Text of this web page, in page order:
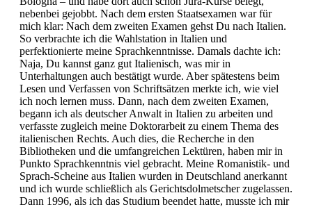
nebenbei gejobbt. Nach dem ersten Staatsexamen war für
mich klar: Nach dem zweiten Examen gehst Du nach Italien.
So verbrachte ich die Wahlstation in Italien und
perfektionierte meine Sprachkenntnisse. Damals dachte ich:
Naja, Du kannst ganz gut Italienisch, was mir in
Unterhaltungen auch bestätigt wurde. Aber spätestens beim
Lesen und Verfassen von Schriftsätzen merkte ich, wie viel
ich noch lernen muss. Dann, nach dem zweiten Examen,
begann ich als deutscher Anwalt in Italien zu arbeiten und
verfasste zugleich meine Doktorarbeit zu einem Thema des
italienischen Rechts. Auch dies, die Recherche in den
Bibliotheken und die umfangreichen Lektüren, haben mir in
Punkto Sprachkenntnis viel gebracht. Meine Romanistik- und
Sprach-Scheine aus Italien wurden in Deutschland anerkannt
und ich wurde schließlich als Gerichtsdolmetscher zugelassen.
Dann 1996, als ich das Studium beendet hatte, musste ich mir